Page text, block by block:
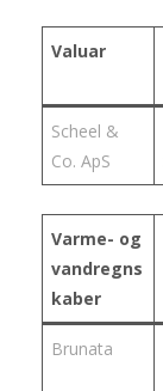
Valuar
Scheel &
Co. ApS
Varme- og
vandregns
kaber
Brunata